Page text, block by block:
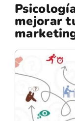
mejorar